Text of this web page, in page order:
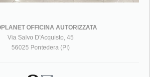
OFFICINA AUTORIZZATA
Via Salvo D'Acquisto, 45
56025 Pontedera (PI)